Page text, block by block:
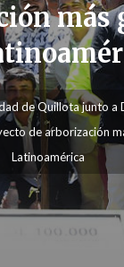
más
de Quillota junto a
de arborización
Latinoamérica